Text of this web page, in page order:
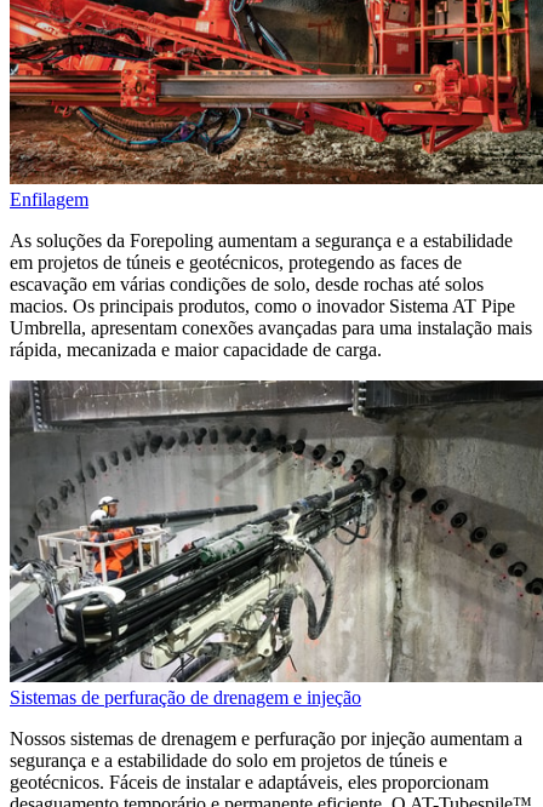
Enfilagem
As soluções da Forepoling aumentam a segurança e a estabilidade
em projetos de túneis e geotécnicos, protegendo as faces de
escavação em várias condições de solo, desde rochas até solos
macios. Os principais produtos, como o inovador Sistema AT Pipe
Umbrella, apresentam conexões avançadas para uma instalação mais
rápida, mecanizada e maior capacidade de carga.
Sistemas de perfuração de drenagem e injeção
Nossos sistemas de drenagem e perfuração por injeção aumentam a
segurança e a estabilidade do solo em projetos de túneis e
geotécnicos. Fáceis de instalar e adaptáveis, eles proporcionam